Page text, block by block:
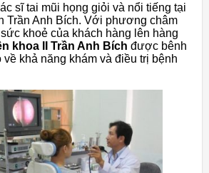
sĩ tai mũi họng giỏi và nổi tiếng tại
Trần Anh Bích. Với phương châm
khoẻ của khách hàng lên hàng
khoa II Trần Anh Bích được bênh
về khả năng khám và điều trị bệnh